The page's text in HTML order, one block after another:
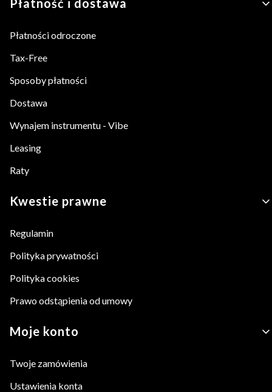
Płatność i dostawa
Płatności odroczone
Tax-Free
Sposoby płatności
Dostawa
Wynajem instrumentu - Vibe
Leasing
Raty
Kwestie prawne
Regulamin
Polityka prywatności
Polityka cookies
Prawo odstąpienia od umowy
Moje konto
Twoje zamówienia
Ustawienia konta